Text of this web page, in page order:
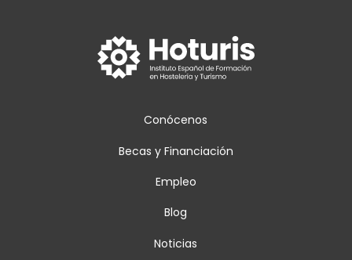
Conócenos
Becas y Financiación
Empleo
Blog
Noticias